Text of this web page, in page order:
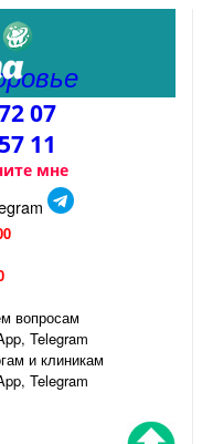
07
11
мне
вопросам
Telegram
и клиникам
Telegram